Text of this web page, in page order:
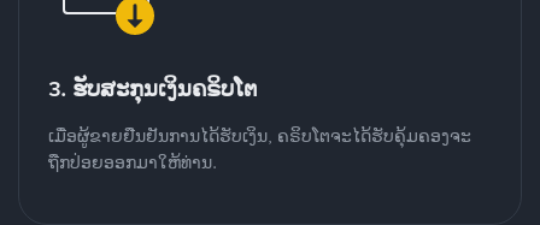
3. ຮັບສະກຸນເງິນຄຣິບໂຕ
ເມື່ອຜູ້ຂາຍຢືນຢັນການໄດ້ຮັບເງິນ, ຄຣິບໂຕຈະໄດ້ຮັບຄຸ້ມຄອງຈະ
ຖືກປ່ອຍອອກມາໃຫ້ທ່ານ.